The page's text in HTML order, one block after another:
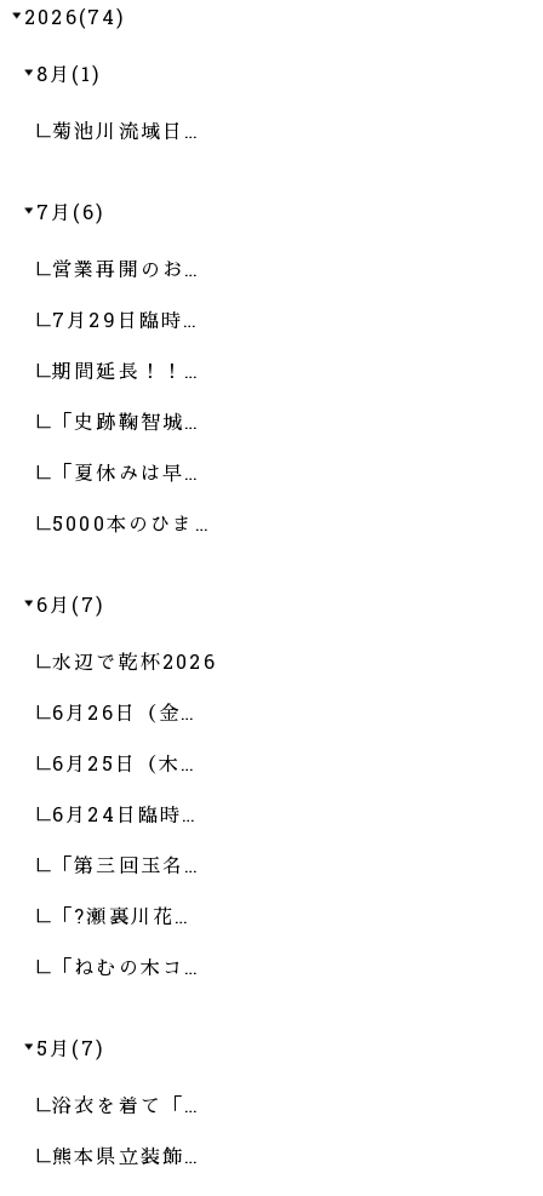
2026(74)
8月(1)
菊池川流域日…
7月(6)
営業再開のお…
7月29日臨時…
期間延長！！…
「史跡鞠智城…
「夏休みは早…
5000本のひま…
6月(7)
水辺で乾杯2026
6月26日（金…
6月25日（木…
6月24日臨時…
「第三回玉名…
「?瀬裏川花…
「ねむの木コ…
5月(7)
浴衣を着て「…
熊本県立装飾…